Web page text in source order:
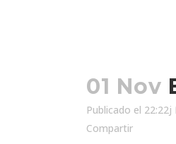
01 Nov
Publicado el 22:22j
Compartir